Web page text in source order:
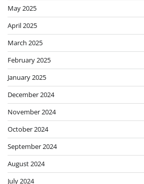
May 2025
April 2025
March 2025
February 2025
January 2025
December 2024
November 2024
October 2024
September 2024
August 2024
July 2024